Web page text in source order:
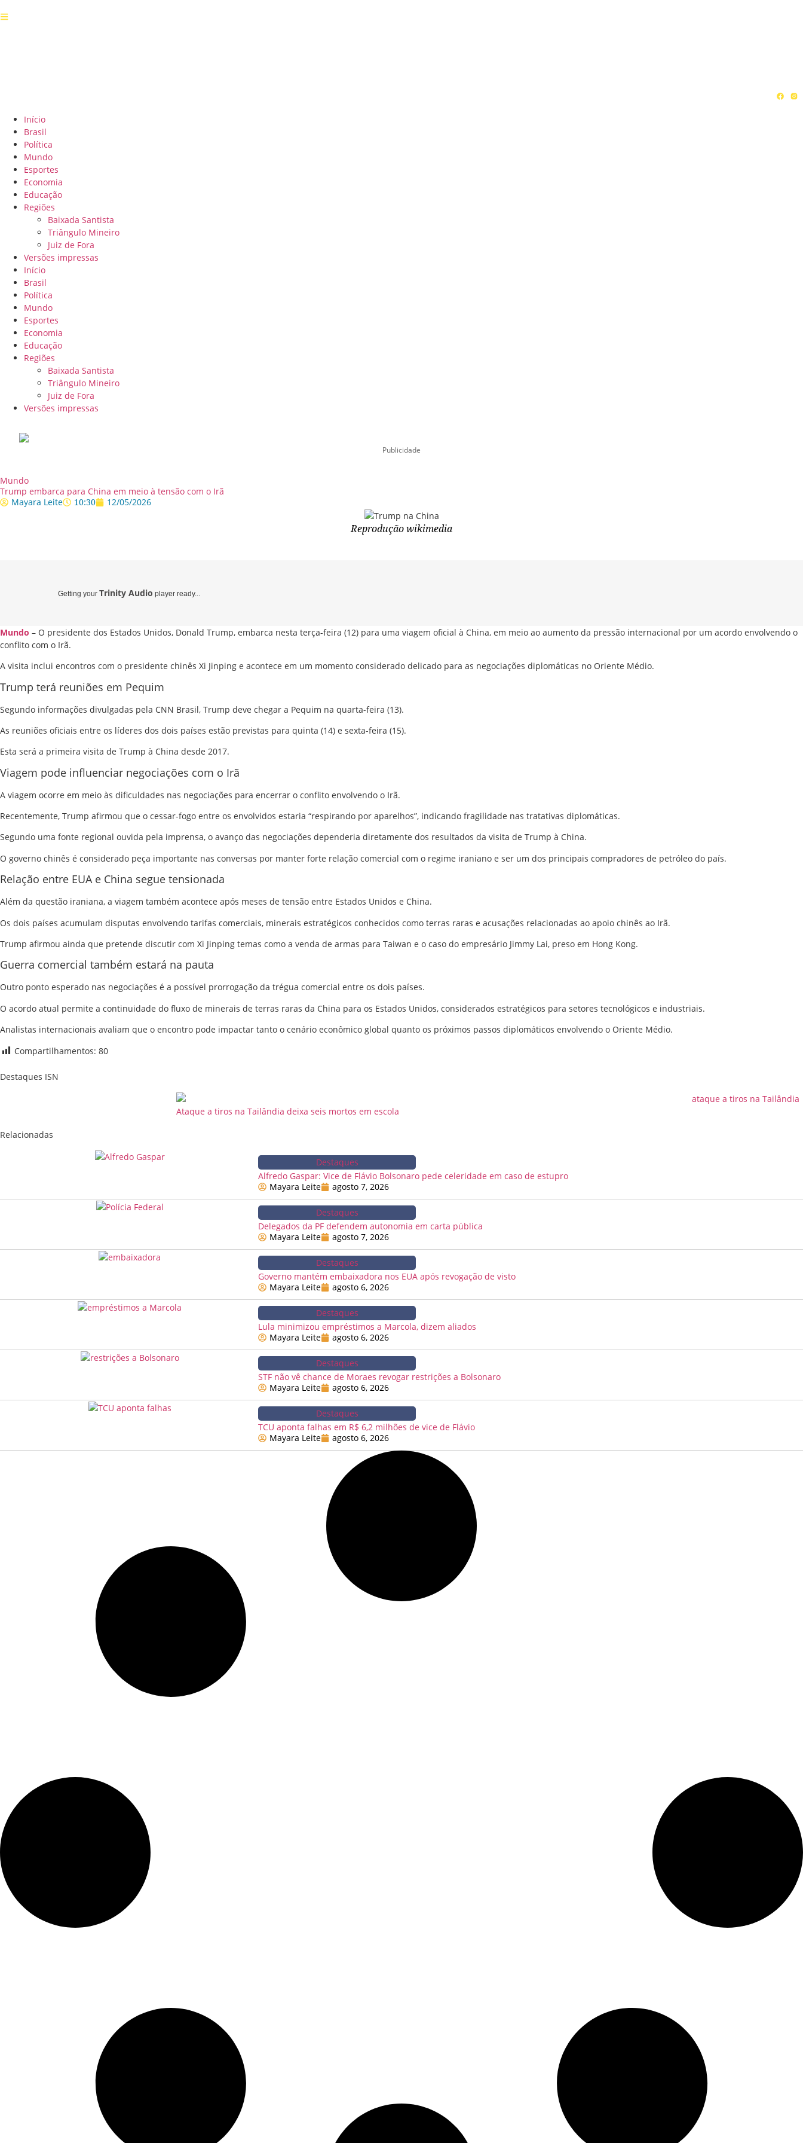
Início
Brasil
Política
Mundo
Esportes
Economia
Educação
Regiões
Baixada Santista
Triângulo Mineiro
Juiz de Fora
Versões impressas
Início
Brasil
Política
Mundo
Esportes
Economia
Educação
Regiões
Baixada Santista
Triângulo Mineiro
Juiz de Fora
Versões impressas
Publicidade
Mundo
Trump embarca para China em meio à tensão com o Irã
Mayara Leite
10:30 12/05/2026
Reprodução wikimedia
Getting your Trinity Audio player ready...
Mundo – O presidente dos Estados Unidos, Donald Trump, embarca nesta terça-feira (12) para uma viagem oficial à China, em meio ao aumento da pressão internacional por um acordo envolvendo o
conflito com o Irã.
A visita inclui encontros com o presidente chinês Xi Jinping e acontece em um momento considerado delicado para as negociações diplomáticas no Oriente Médio.
Trump terá reuniões em Pequim
Segundo informações divulgadas pela CNN Brasil, Trump deve chegar a Pequim na quarta-feira (13).
As reuniões oficiais entre os líderes dos dois países estão previstas para quinta (14) e sexta-feira (15).
Esta será a primeira visita de Trump à China desde 2017.
Viagem pode influenciar negociações com o Irã
A viagem ocorre em meio às dificuldades nas negociações para encerrar o conflito envolvendo o Irã.
Recentemente, Trump afirmou que o cessar-fogo entre os envolvidos estaria “respirando por aparelhos”, indicando fragilidade nas tratativas diplomáticas.
Segundo uma fonte regional ouvida pela imprensa, o avanço das negociações dependeria diretamente dos resultados da visita de Trump à China.
O governo chinês é considerado peça importante nas conversas por manter forte relação comercial com o regime iraniano e ser um dos principais compradores de petróleo do país.
Relação entre EUA e China segue tensionada
Além da questão iraniana, a viagem também acontece após meses de tensão entre Estados Unidos e China.
Os dois países acumulam disputas envolvendo tarifas comerciais, minerais estratégicos conhecidos como terras raras e acusações relacionadas ao apoio chinês ao Irã.
Trump afirmou ainda que pretende discutir com Xi Jinping temas como a venda de armas para Taiwan e o caso do empresário Jimmy Lai, preso em Hong Kong.
Guerra comercial também estará na pauta
Outro ponto esperado nas negociações é a possível prorrogação da trégua comercial entre os dois países.
O acordo atual permite a continuidade do fluxo de minerais de terras raras da China para os Estados Unidos, considerados estratégicos para setores tecnológicos e industriais.
Analistas internacionais avaliam que o encontro pode impactar tanto o cenário econômico global quanto os próximos passos diplomáticos envolvendo o Oriente Médio.
Compartilhamentos: 80
Destaques ISN
Ataque a tiros na Tailândia deixa seis mortos em escola
Relacionadas
Destaques
Alfredo Gaspar: Vice de Flávio Bolsonaro pede celeridade em caso de estupro
Mayara Leite
agosto 7, 2026
Destaques
Delegados da PF defendem autonomia em carta pública
Mayara Leite
agosto 7, 2026
Destaques
Governo mantém embaixadora nos EUA após revogação de visto
Mayara Leite
agosto 6, 2026
Destaques
Lula minimizou empréstimos a Marcola, dizem aliados
Mayara Leite
agosto 6, 2026
Destaques
STF não vê chance de Moraes revogar restrições a Bolsonaro
Mayara Leite
agosto 6, 2026
Destaques
TCU aponta falhas em R$ 6,2 milhões de vice de Flávio
Mayara Leite
agosto 6, 2026